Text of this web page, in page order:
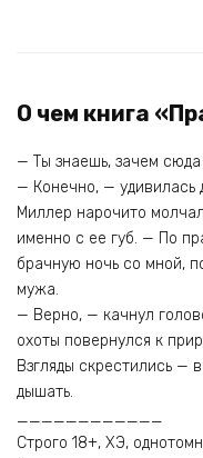
О чем книга
— Ты знаешь, зачем
— Конечно, — удивилась
Миллер нарочито
именно с ее губ. — По
брачную ночь со мной,
мужа.
— Верно, — качнул
охоты повернулся к
Взгляды скрестились —
дышать.
____________
Строго 18+, ХЭ,